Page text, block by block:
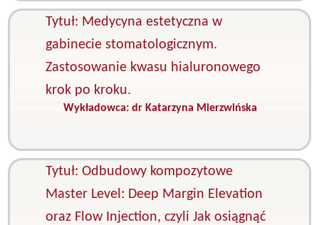
Tytuł: Medycyna estetyczna w
gabinecie stomatologicznym.
Zastosowanie kwasu hialuronowego
krok po kroku.
Wykładowca: dr Katarzyna Mierzwińska
Tytuł: Odbudowy kompozytowe
Master Level: Deep Margin Elevation
oraz Flow Injection, czyli Jak osiągnąć